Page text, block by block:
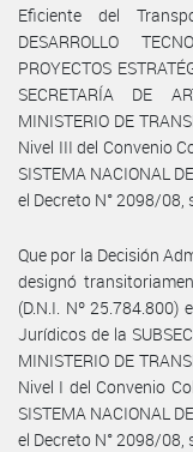
Eficiente del
DESARROLLO
PROYECTOS
SECRETARÍA DE
MINISTERIO DE
Nivel III del Convenio
SISTEMA NACIONAL
el Decreto N° 2098/
Que por la Decisión
designó
(D.N.I. Nº
Jurídicos de la
MINISTERIO DE
Nivel I del Convenio
SISTEMA NACIONAL
el Decreto N° 2098/